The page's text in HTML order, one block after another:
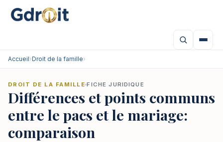
Accueil›Droit de la famille›
DROIT DE LA FAMILLE FICHE JURIDIQUE
Différences et points communs
entre le pacs et le mariage:
comparaison